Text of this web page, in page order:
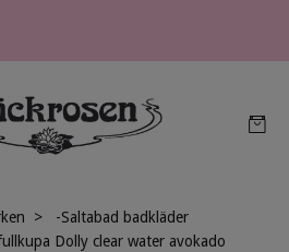
-Saltabad badkläder
Dolly clear water avokado